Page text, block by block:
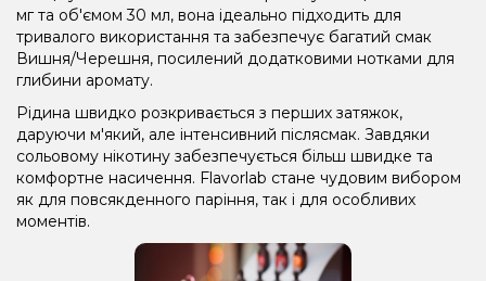
мг та об'ємом 30 мл, вона ідеально підходить для
тривалого використання та забезпечує багатий смак
Вишня/Черешня, посилений додатковими нотками для
глибини аромату.
Рідина швидко розкривається з перших затяжок,
даруючи м'який, але інтенсивний післясмак. Завдяки
сольовому нікотину забезпечується більш швидке та
комфортне насичення. Flavorlab стане чудовим вибором
як для повсякденного паріння, так і для особливих
моментів.